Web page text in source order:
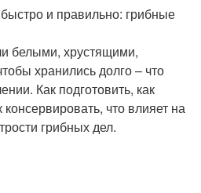
и правильно: грибные
белыми, хрустящими,
хранились долго – что
Как подготовить, как
консервировать, что влияет на
грибных дел.